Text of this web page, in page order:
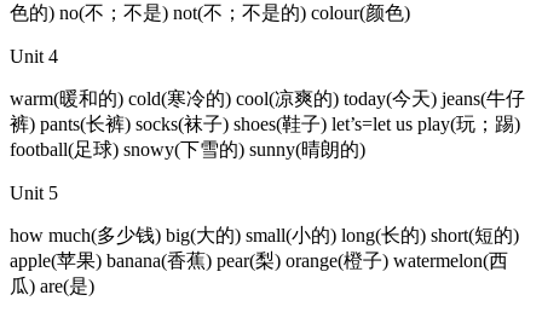
色的) no(不；不是) not(不；不是的) colour(颜色)
Unit 4
warm(暖和的) cold(寒冷的) cool(凉爽的) today(今天) jeans(牛仔
裤) pants(长裤) socks(袜子) shoes(鞋子) let’s=let us play(玩；踢)
football(足球) snowy(下雪的) sunny(晴朗的)
Unit 5
how much(多少钱) big(大的) small(小的) long(长的) short(短的)
apple(苹果) banana(香蕉) pear(梨) orange(橙子) watermelon(西
瓜) are(是)